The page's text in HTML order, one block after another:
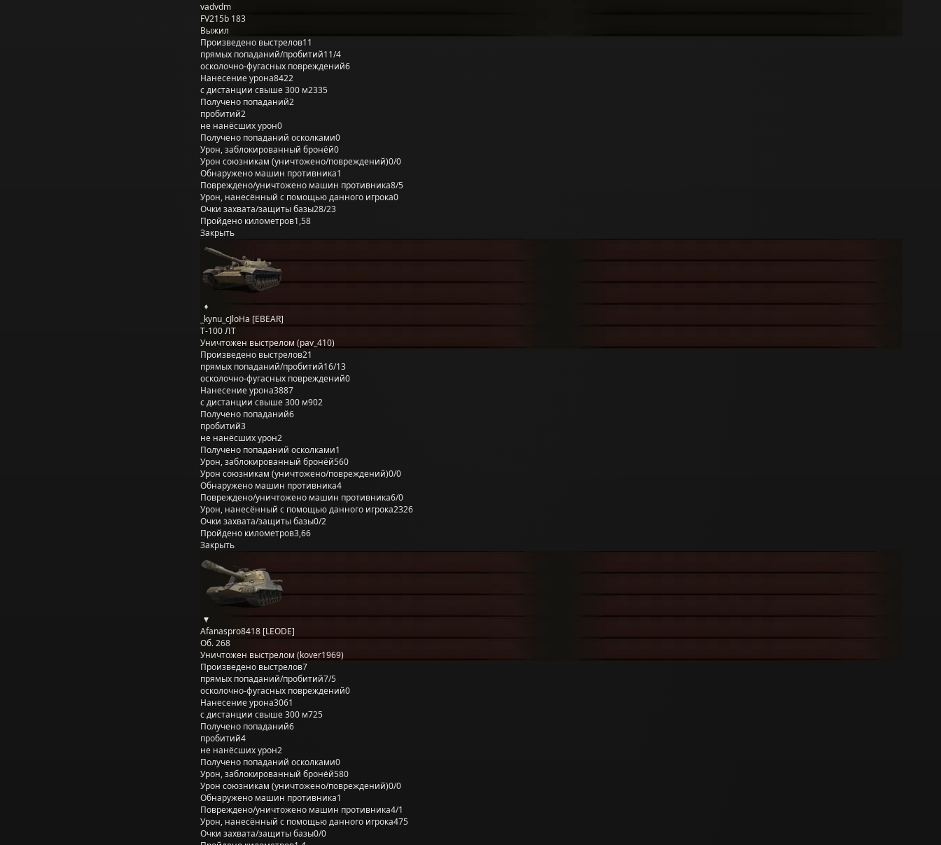
vadvdm
FV215b 183
Выжил
Произведено выстрелов11
прямых попаданий/пробитий11/4
осколочно-фугасных повреждений6
Нанесение урона8422
с дистанции свыше 300 м2335
Получено попаданий2
пробитий2
не нанёсших урон0
Получено попаданий осколками0
Урон, заблокированный бронёй0
Урон союзникам (уничтожено/повреждений)0/0
Обнаружено машин противника1
Повреждено/уничтожено машин противника8/5
Урон, нанесённый с помощью данного игрока0
Очки захвата/защиты базы28/23
Пройдено километров1,58
Закрыть
_kynu_cJloHa [EBEAR]
Т-100 ЛТ
Уничтожен выстрелом (pav_410)
Произведено выстрелов21
прямых попаданий/пробитий16/13
осколочно-фугасных повреждений0
Нанесение урона3887
с дистанции свыше 300 м902
Получено попаданий6
пробитий3
не нанёсших урон2
Получено попаданий осколками1
Урон, заблокированный бронёй560
Урон союзникам (уничтожено/повреждений)0/0
Обнаружено машин противника4
Повреждено/уничтожено машин противника6/0
Урон, нанесённый с помощью данного игрока2326
Очки захвата/защиты базы0/2
Пройдено километров3,66
Закрыть
Afanaspro8418 [LEODE]
Об. 268
Уничтожен выстрелом (kover1969)
Произведено выстрелов7
прямых попаданий/пробитий7/5
осколочно-фугасных повреждений0
Нанесение урона3061
с дистанции свыше 300 м725
Получено попаданий6
пробитий4
не нанёсших урон2
Получено попаданий осколками0
Урон, заблокированный бронёй580
Урон союзникам (уничтожено/повреждений)0/0
Обнаружено машин противника1
Повреждено/уничтожено машин противника4/1
Урон, нанесённый с помощью данного игрока475
Очки захвата/защиты базы0/0